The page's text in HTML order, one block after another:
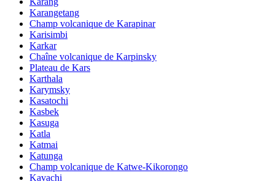
Karangetang
Champ volcanique de Karapinar
Karisimbi
Karkar
Chaîne volcanique de Karpinsky
Plateau de Kars
Karthala
Karymsky
Kasatochi
Kasbek
Kasuga
Katla
Katmai
Katunga
Champ volcanique de Katwe-Kikorongo
Kavachi